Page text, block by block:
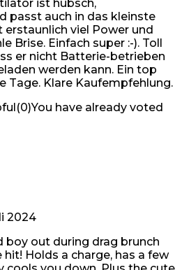
ist hübsch,
passt auch in das kleinste
erstaunlich viel Power und
Brise. Einfach super :-). Toll
er nicht Batterie-betrieben
werden kann. Ein top
Tage. Klare Kaufempfehlung.
(0)You have already voted
2024
boy out during drag brunch
hit! Holds a charge, has a few